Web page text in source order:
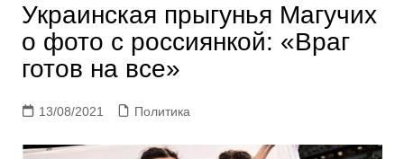
Украинская прыгунья Магучих
о фото с россиянкой: «Враг
готов на все»
13/08/2021 Политика